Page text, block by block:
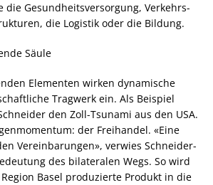
Gesundheitsversorgung, Verkehrs-
die Logistik oder die Bildung.
Säule
Elementen wirken dynamische
Tragwerk ein. Als Beispiel
den Zoll-Tsunami aus den USA.
der Freihandel. «Eine
Vereinbarungen», verwies Schneider-
des bilateralen Wegs. So wird
Basel produzierte Produkt in die